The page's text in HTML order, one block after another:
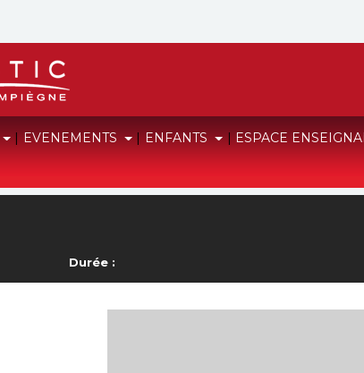
| EVENEMENTS | ENFANTS | ESPACE
Durée :